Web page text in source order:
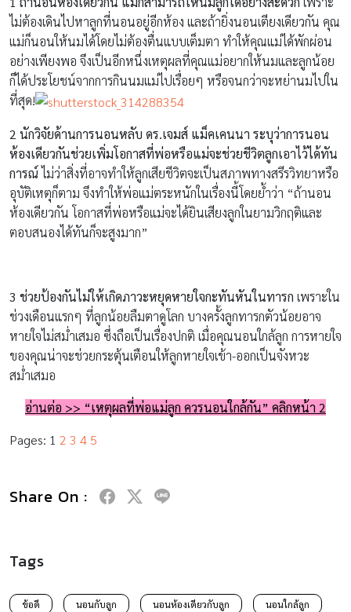
ไม่ต้องเดินไปหาลูกที่นอนอยู่อีกห้อง และถ้ายิ่งนอนเตียงเดียวกัน คุณ
แม่ก็นอนให้นมได้โดยไม่ต้องตื่นแบบเต็มตา ทำให้คุณแม่ได้พักผ่อน
อย่างเพียงพอ จึงเป็นอีกหนึ่งเหตุผลที่คุณแม่อยากให้นมและลูกน้อย
ก็ได้ประโยชน์จากการกินนมแม่ไปเรื่อยๆ หรือจนกว่าจะหย่านมไปใน
ที่สุด!
2 นักวิจัยด้านการนอนหลับ ดร.เจมส์ แม็คเคนนา ระบุว่าการนอน
ห้องเดียวกันช่วยเพิ่มโอกาสที่พ่อหรือแม่จะช่วยชีวิตลูกเอาไว้ได้ทัน
การณ์ไม่ว่าสิ่งที่อาจทำให้ลูกเสียชีวิตจะเป็นสภาพทางสรีรวิทยาหรือ
อุบัติเหตุก็ตาม จึงทำให้พ่อแม่ตระหนักในเรื่องนี้โดยย้ำว่า “ถ้านอน
ห้องเดียวกัน โอกาสที่พ่อหรือแม่จะได้ยินเสียงลูกในยามวิกฤติและ
ตอบสนองได้ทันก็จะสูงมาก”
3 ช่วยป้องกันไม่ให้เกิดภาวะหยุดหายใจกะทันหันในทารก เพราะใน
ช่วงเดือนแรกๆ ที่ลูกน้อยลืมตาดูโลก บางครั้งลูกทารกตัวน้อยอาจ
หายใจไม่สม่ำเสมอ ซึ่งถือเป็นเรื่องปกติ เมื่อคุณนอนใกล้ลูก การหายใจ
ของคุณน่าจะช่วยกระตุ้นเตือนให้ลูกหายใจเข้า-ออกเป็นจังหวะ
สม่ำเสมอ
อ่านต่อ >> “เหตุผลที่พ่อแม่ลูก ควรนอนใกล้กัน” คลิกหน้า 2
Pages: 1 2 3 4 5
Share On :
Tags
ข้อดี นอนกับลูก นอนห้องเดียวกับลูก นอนใกล้ลูก